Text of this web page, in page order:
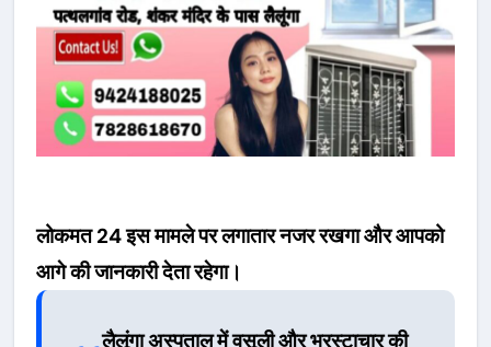
लोकमत 24 इस मामले पर लगातार नजर रखगा और आपको
आगे की जानकारी देता रहेगा।
लैलूंगा अस्पताल में वसूली और भ्रस्टाचार की